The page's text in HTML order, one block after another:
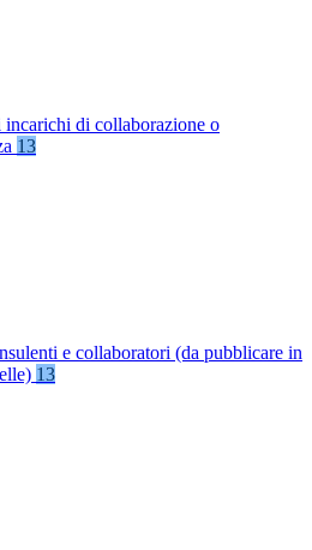
di collaborazione o
13
e collaboratori (da pubblicare in
13